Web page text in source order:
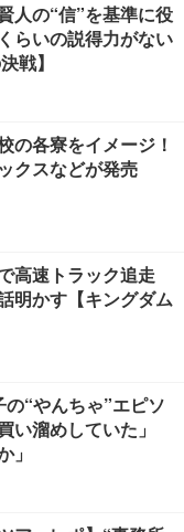
人の“信”を基準に役
らいの説得力がない
戦】
の各寮をイメージ！
クスなどが発売
高速トラック追走
明かす【キングダム
“やんちゃ”エピソ
い溜めしていた」
」